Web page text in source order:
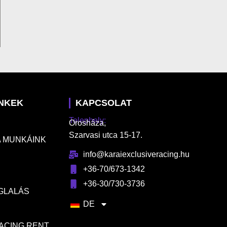
MUNKÁINK
KAPCSOLAT
Telephely:
Orosháza,
Szarvasi utca 15-17.
info@karaiexclusiveracing.hu
+36-70/673-1342
+36-30/730-3736
DE